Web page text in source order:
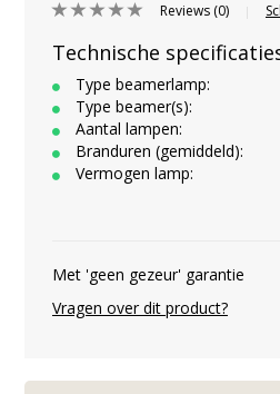
Reviews (0)
Technische
Type beamerlamp:
Type beamer(s):
Aantal lampen:
Branduren (gemiddeld):
Vermogen lamp:
Met 'geen gezeur' garantie
Vragen over dit product?